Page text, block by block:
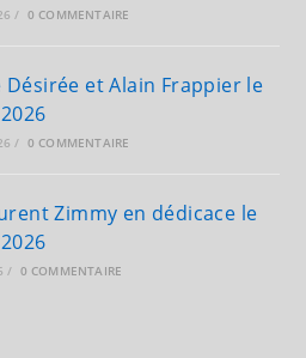
/ 0 COMMENTAIRE
Désirée et Alain Frappier le
/ 0 COMMENTAIRE
Zimmy en dédicace le
/ 0 COMMENTAIRE